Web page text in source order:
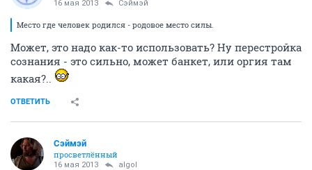
16 мая 2013 Сэймэй
Место где человек родился - родовое место силы.
Может, это надо как-то использовать? Ну перестройка
сознания - это сильно, может банкет, или оргия там
какая?..
ОТВЕТИТЬ
Сэймэй
просветлённый
16 мая 2013 algol